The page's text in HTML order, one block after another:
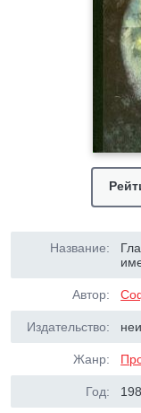
Название:
Автор:
Издательство:
Жанр:
Год: